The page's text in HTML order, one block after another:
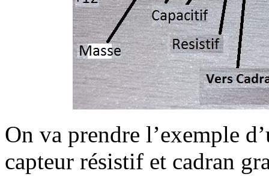
On va prendre l’exemple
capteur résistif et cadran